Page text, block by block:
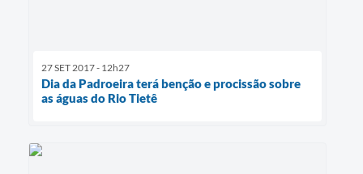
27 SET 2017 - 12h27
Dia da Padroeira terá benção e procissão sobre
as águas do Rio Tietê